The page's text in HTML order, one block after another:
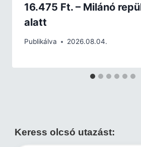
16.475 Ft. – Milánó
alatt
Publikálva 2026.08.04.
Keress olcsó utazást: